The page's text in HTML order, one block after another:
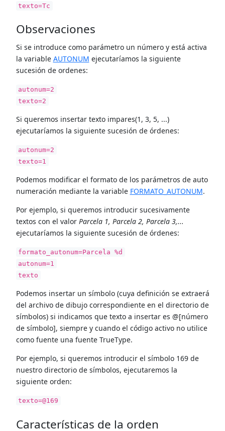
texto=Tc
Observaciones
Si se introduce como parámetro un número y está activa
la variable AUTONUM ejecutaríamos la siguiente
sucesión de ordenes:
autonum=2
texto=2
Si queremos insertar texto impares(1, 3, 5, ...)
ejecutaríamos la siguiente sucesión de órdenes:
autonum=2
texto=1
Podemos modificar el formato de los parámetros de auto
numeración mediante la variable FORMATO_AUTONUM.
Por ejemplo, si queremos introducir sucesivamente
textos con el valor Parcela 1, Parcela 2, Parcela 3,...
ejecutaríamos la siguiente sucesión de órdenes:
formato_autonum=Parcela %d
autonum=1
texto
Podemos insertar un símbolo (cuya definición se extraerá
del archivo de dibujo correspondiente en el directorio de
símbolos) si indicamos que texto a insertar es @[número
de símbolo], siempre y cuando el código activo no utilice
como fuente una fuente TrueType.
Por ejemplo, si queremos introducir el símbolo 169 de
nuestro directorio de símbolos, ejecutaremos la
siguiente orden:
texto=@169
Características de la orden